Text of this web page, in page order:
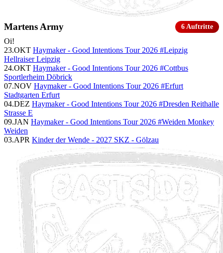
Martens Army 6 Auftritte
Oi!
23.OKT Haymaker - Good Intentions Tour 2026 #Leipzig
Hellraiser Leipzig
24.OKT Haymaker - Good Intentions Tour 2026 #Cottbus
Sportlerheim Döbrick
07.NOV Haymaker - Good Intentions Tour 2026 #Erfurt
Stadtgarten Erfurt
04.DEZ Haymaker - Good Intentions Tour 2026 #Dresden Reithalle
Strasse E
09.JAN Haymaker - Good Intentions Tour 2026 #Weiden Monkey
Weiden
03.APR Kinder der Wende - 2027 SKZ - Gölzau